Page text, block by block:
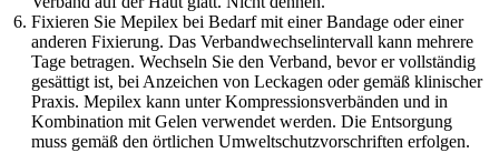
Fixieren Sie Mepilex bei Bedarf mit einer Bandage oder einer
anderen Fixierung. Das Verbandwechselintervall kann mehrere
Tage betragen. Wechseln Sie den Verband, bevor er vollständig
gesättigt ist, bei Anzeichen von Leckagen oder gemäß klinischer
Praxis. Mepilex kann unter Kompressionsverbänden und in
Kombination mit Gelen verwendet werden. Die Entsorgung
muss gemäß den örtlichen Umweltschutzvorschriften erfolgen.